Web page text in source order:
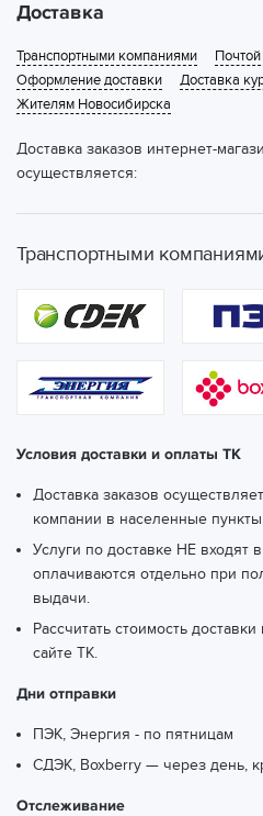
Доставка
Транспортными компаниями
Оформление доставки
Доставка
Жителям Новосибирска
Доставка заказов интернет-
осуществляется:
Транспортными
Условия доставки и оплаты ТК
Доставка заказов
компании в населенные
Услуги по доставке НЕ входят
оплачиваются отдельно при
выдачи.
Рассчитать стоимость
сайте ТК.
Дни отправки
ПЭК, Энергия - по пятницам
СДЭК, Boxberry — через день,
Отслеживание